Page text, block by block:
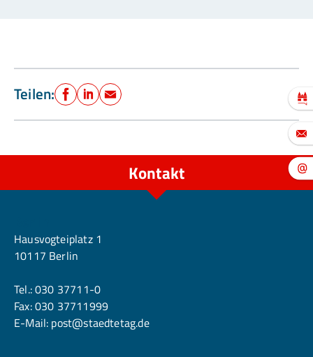
Teilen: Facebook
LinkedIn
E-Mail
Kontakt
Hausvogteiplatz 1
10117 Berlin
Tel.:030 37711-0
Fax: 030 37711999
E-Mail: post@staedtetag.de